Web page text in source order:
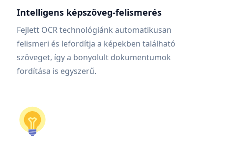
Intelligens képszöveg-felismerés
Fejlett OCR technológiánk automatikusan
felismeri és lefordítja a képekben található
szöveget, így a bonyolult dokumentumok
fordítása is egyszerű.